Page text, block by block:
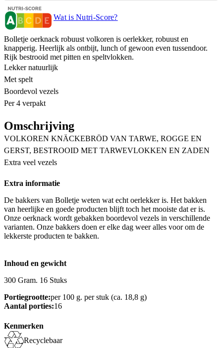
Wat is Nutri-Score?
Bolletje oerknack robuust volkoren is oerlekker, robuust en
knapperig. Heerlijk als ontbijt, lunch of gewoon even tussendoor.
Rijk bestrooid met pitten en speltvlokken.
Lekker natuurlijk
Met spelt
Boordevol vezels
Per 4 verpakt
Omschrijving
VOLKOREN KNÄCKEBRÖD VAN TARWE, ROGGE EN
GERST, BESTROOID MET TARWEVLOKKEN EN ZADEN
Extra veel vezels
Extra informatie
De bakkers van Bolletje weten wat echt oerlekker is. Het bakken
van heerlijke en goede producten blijft toch het mooiste dat er is.
Onze oerknack wordt gebakken boordevol vezels in verschillende
varianten. Onze bakkers doen er elke dag weer alles voor om de
lekkerste producten te bakken.
Inhoud en gewicht
300 Gram. 16 Stuks
Portiegrootte:per 100 g. per stuk (ca. 18,8 g)
Aantal porties:16
Kenmerken
Recyclebaar